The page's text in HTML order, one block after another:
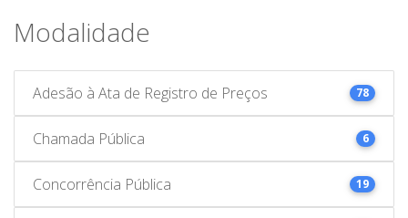
Modalidade
Adesão à Ata de Registro de Preços 78
Chamada Pública 6
Concorrência Pública 19